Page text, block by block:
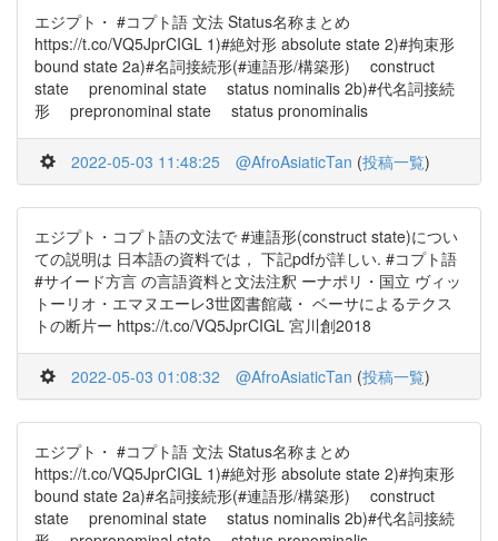
エジプト・ #コプト語 文法 Status名称まとめ
https://t.co/VQ5JprCIGL 1)#絶対形 absolute state 2)#拘束形
bound state 2a)#名詞接続形(#連語形/構築形) construct
state prenominal state status nominalis 2b)#代名詞接続
形 prepronominal state status pronominalis
2022-05-03 11:48:25 @AfroAsiaticTan (投稿一覧)
エジプト・コプト語の文法で #連語形(construct state)につい
ての説明は 日本語の資料では， 下記pdfが詳しい. #コプト語
#サイード方言 の言語資料と文法注釈 ーナポリ・国立 ヴィッ
トーリオ・エマヌエーレ3世図書館蔵・ ベーサによるテクス
トの断片ー https://t.co/VQ5JprCIGL 宮川創2018
2022-05-03 01:08:32 @AfroAsiaticTan (投稿一覧)
エジプト・ #コプト語 文法 Status名称まとめ
https://t.co/VQ5JprCIGL 1)#絶対形 absolute state 2)#拘束形
bound state 2a)#名詞接続形(#連語形/構築形) construct
state prenominal state status nominalis 2b)#代名詞接続